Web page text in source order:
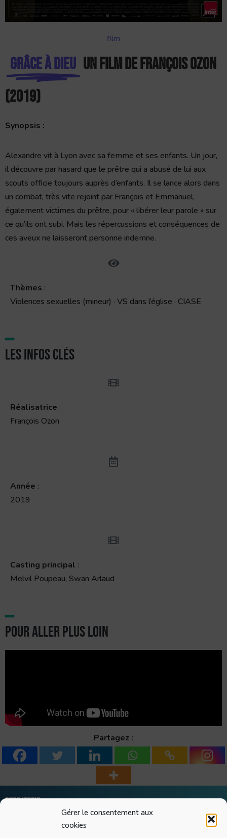
Gérer le consentement aux
cookies
film
Grâce à Dieu Un film de François Ozon
(2019)
Synopsis :
Alexandre vit à Lyon avec sa femme et ses enfants. Un jour,
il découvre par hasard que le prêtre qui a abusé de lui aux
scouts officie toujours auprès d’enfants. Il se lance alors dans
un combat, très vite rejoint par François et Emmanuel,
également victimes du prêtre, pour « libérer leur parole » sur
ce qu’ils ont subi. Mais les répercussions et conséquences de
ces aveux ne laisseront personne indemne.
Thèmes :
Violences sexuelles (mineur) · VS dans l’église · CIASE
━
Les infos clés
Réalisatrice :
François Ozon
Année :
2019
Casting principal :
Melvil Poupeau, Swan Arlaud
━
Pour aller plus loin
Partagez :
Geobjectif
SIRET : 90536968200018